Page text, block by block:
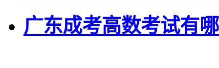
广东成考高数考试有